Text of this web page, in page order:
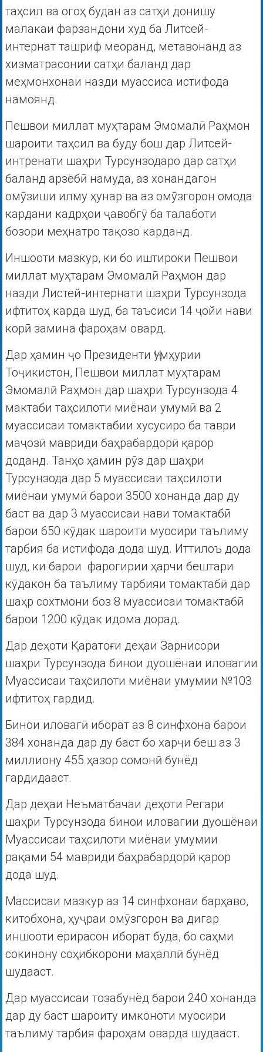
таҳсил ва огоҳ будан аз сатҳи донишу
малакаи фарзандони худ ба Литсей-
интернат ташриф меоранд, метавонанд аз
хизматрасонии сатҳи баланд дар
меҳмонхонаи назди муассиса истифода
намоянд.
Пешвои миллат муҳтарам Эмомалӣ Раҳмон
шароити таҳсил ва буду бош дар Литсей-
интренати шаҳри Турсунзодаро дар сатҳи
баланд арзёбӣ намуда, аз хонандагон
омӯзиши илму ҳунар ва аз омӯзгорон омода
кардани кадрҳои ҷавобгӯ ба талаботи
бозори меҳнатро тақозо карданд.
Иншооти мазкур, ки бо иштироки Пешвои
миллат муҳтарам Эмомалӣ Раҳмон дар
назди Листей-интернати шаҳри Турсунзода
ифтитоҳ карда шуд, ба таъсиси 14 ҷойи нави
корӣ замина фароҳам овард.
Дар ҳамин ҷо Президенти Ҷумҳурии
Тоҷикистон, Пешвои миллат муҳтарам
Эмомалӣ Раҳмон дар шаҳри Турсунзода 4
мактаби таҳсилоти миёнаи умумӣ ва 2
муассисаи томактабии хусусиро ба таври
маҷозӣ мавриди баҳрабардорӣ қарор
доданд. Танҳо ҳамин рӯз дар шаҳри
Турсунзода дар 5 муассисаи таҳсилоти
миёнаи умумӣ барои 3500 хонанда дар ду
баст ва дар 3 муассисаи нави томактабӣ
барои 650 кӯдак шароити муосири таълиму
тарбия ба истифода дода шуд. Иттилоъ дода
шуд, ки барои фарогирии ҳарчи бештари
кӯдакон ба таълиму тарбияи томактабӣ дар
шаҳр сохтмони боз 8 муассисаи томактабӣ
барои 1200 кӯдак идома дорад.
Дар деҳоти Қаратоғи деҳаи Зарнисори
шаҳри Турсунзода бинои дуошёнаи иловагии
Муассисаи таҳсилоти миёнаи умумии №103
ифтитоҳ гардид.
Бинои иловагӣ иборат аз 8 синфхона барои
384 хонанда дар ду баст бо харҷи беш аз 3
миллиону 455 ҳазор сомонӣ бунёд
гардидааст.
Дар деҳаи Неъматбачаи деҳоти Регари
шаҳри Турсунзода бинои иловагии дуошёнаи
Муассисаи таҳсилоти миёнаи умумии
рақами 54 мавриди баҳрабардорӣ қарор
дода шуд.
Массисаи мазкур аз 14 синфхонаи барҳаво,
китобхона, ҳуҷраи омӯзгорон ва дигар
иншооти ёрирасон иборат буда, бо саҳми
сокинону соҳибкорони маҳаллӣ бунёд
шудааст.
Дар муассисаи тозабунёд барои 240 хонанда
дар ду баст шароиту имконоти муосири
таълиму тарбия фароҳам оварда шудааст.